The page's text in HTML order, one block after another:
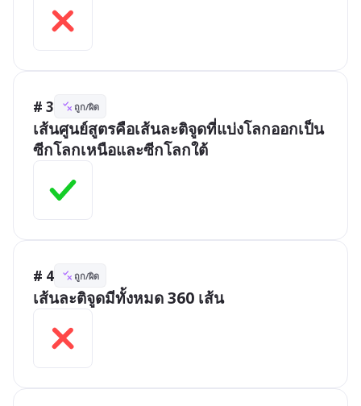
# 3 ถูก/ผิด
เส้นศูนย์สูตรคือเส้นละติจูดที่แบ่งโลกออกเป็น
ซีกโลกเหนือและซีกโลกใต้
# 4 ถูก/ผิด
เส้นละติจูดมีทั้งหมด 360 เส้น